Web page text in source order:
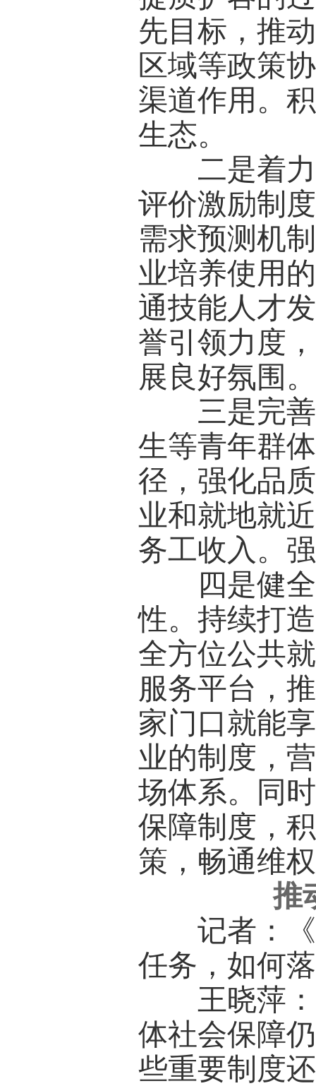
先目标，推
区域等政策
渠道作用。
生态。
二是着力
评价激励制
需求预测机
业培养使用
通技能人才
誉引领力度
展良好氛围。
三是完善
生等青年群
径，强化品
业和就地就
务工收入。
四是健全
性。持续打
全方位公共
服务平台，
家门口就能
业的制度，
场体系。同
保障制度，
策，畅通维
推
记者：《
任务，如何
王晓萍：
体社会保障
些重要制度